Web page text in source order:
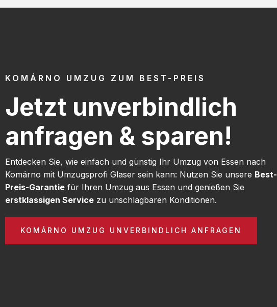
KOMÁRNO UMZUG ZUM BEST-PREIS
Jetzt unverbindlich
anfragen & sparen!
Entdecken Sie, wie einfach und günstig Ihr Umzug von Essen nach
Komárno mit Umzugsprofi Glaser sein kann: Nutzen Sie unsere Best-
Preis-Garantie für Ihren Umzug aus Essen und genießen Sie
erstklassigen Service zu unschlagbaren Konditionen.
KOMÁRNO UMZUG UNVERBINDLICH ANFRAGEN